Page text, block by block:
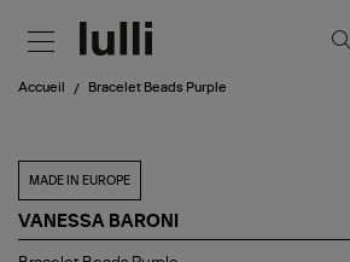
Accueil Bracelet Beads Purple
MADE IN EUROPE
VANESSA BARONI